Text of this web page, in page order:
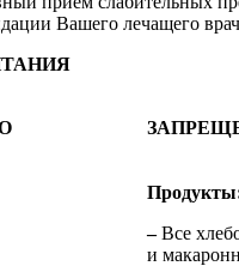
Вашего лечащего
–Все
и